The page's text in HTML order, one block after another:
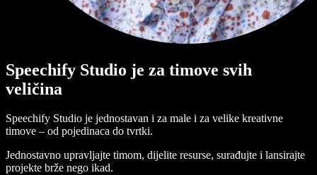
Speechify Studio je za timove svih
veličina
Speechify Studio je jednostavan i za male i za velike kreativne
timove – od pojedinaca do tvrtki.
Jednostavno upravljajte timom, dijelite resurse, surađujte i lansirajte
projekte brže nego ikad.